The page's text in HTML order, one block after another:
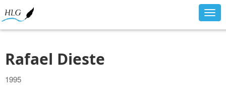
Rafael Dieste
1995